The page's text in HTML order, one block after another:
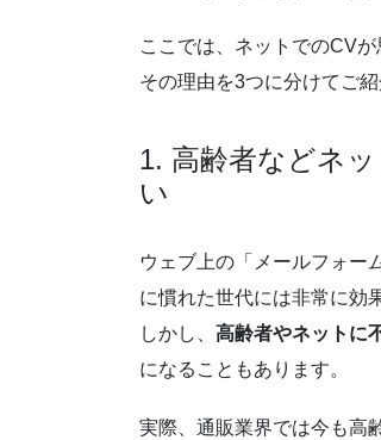
ここでは、ネットでのCV
その理由を3つに分けてご紹
1. 高齢者などネ
い
ウェブ上の「メールフォー
に慣れた世代には非常に効
しかし、 高齢者やネットに
になることもあります。
実際、通販業界では今も高